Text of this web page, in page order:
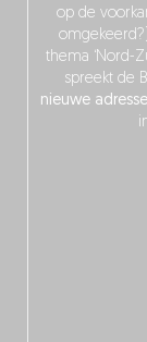
op de
thema ‘Nord-
spreekt de
nieuwe